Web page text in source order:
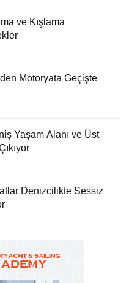
ve Kışlama
Motoryata Geçişte
Yaşam Alanı ve Üst
Denizcilikte Sessiz